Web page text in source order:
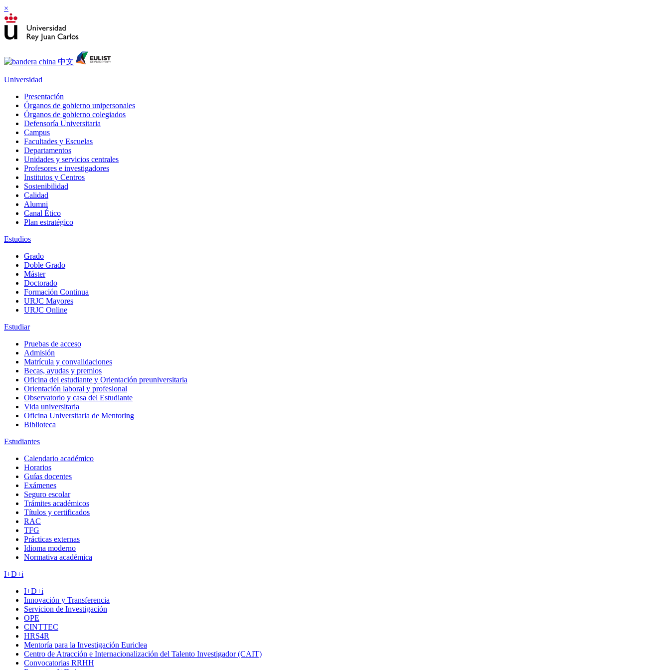
×
Universidad
Presentación
Órganos de gobierno unipersonales
Órganos de gobierno colegiados
Defensoría Universitaria
Campus
Facultades y Escuelas
Departamentos
Unidades y servicios centrales
Profesores e investigadores
Institutos y Centros
Sostenibilidad
Calidad
Alumni
Canal Ético
Plan estratégico
Estudios
Grado
Doble Grado
Máster
Doctorado
Formación Continua
URJC Mayores
URJC Online
Estudiar
Pruebas de acceso
Admisión
Matrícula y convalidaciones
Becas, ayudas y premios
Oficina del estudiante y Orientación preuniversitaria
Orientación laboral y profesional
Observatorio y casa del Estudiante
Vida universitaria
Oficina Universitaria de Mentoring
Biblioteca
Estudiantes
Calendario académico
Horarios
Guías docentes
Exámenes
Seguro escolar
Trámites académicos
Títulos y certificados
RAC
TFG
Prácticas externas
Idioma moderno
Normativa académica
I+D+i
I+D+i
Innovación y Transferencia
Servicion de Investigación
OPE
CINTTEC
HRS4R
Mentoría para la Investigación Euriclea
Centro de Atracción e Internacionalización del Talento Investigador (CAIT)
Convocatorias RRHH